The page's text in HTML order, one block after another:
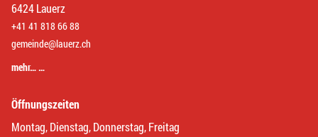
6424 Lauerz
+41 41 818 66 88
gemeinde@lauerz.ch
mehr… …
Öffnungszeiten
Montag, Dienstag, Donnerstag, Freitag